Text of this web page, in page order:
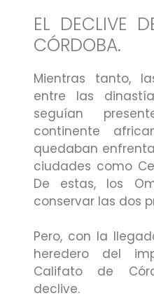
EL DECLIVE
CÓRDOBA.
Mientras tanto,
entre las
seguían
continente
quedaban
ciudades como
De estas, los
conservar las dos
Pero, con la
heredero del
Califato de
declive.